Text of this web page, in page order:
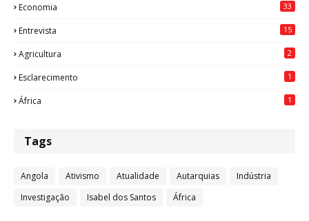
Economia 33
Entrevista 15
Agricultura 2
Esclarecimento 1
África 1
Tags
Angola Ativismo Atualidade Autarquias
Indústria
Investigação
Isabel dos Santos África